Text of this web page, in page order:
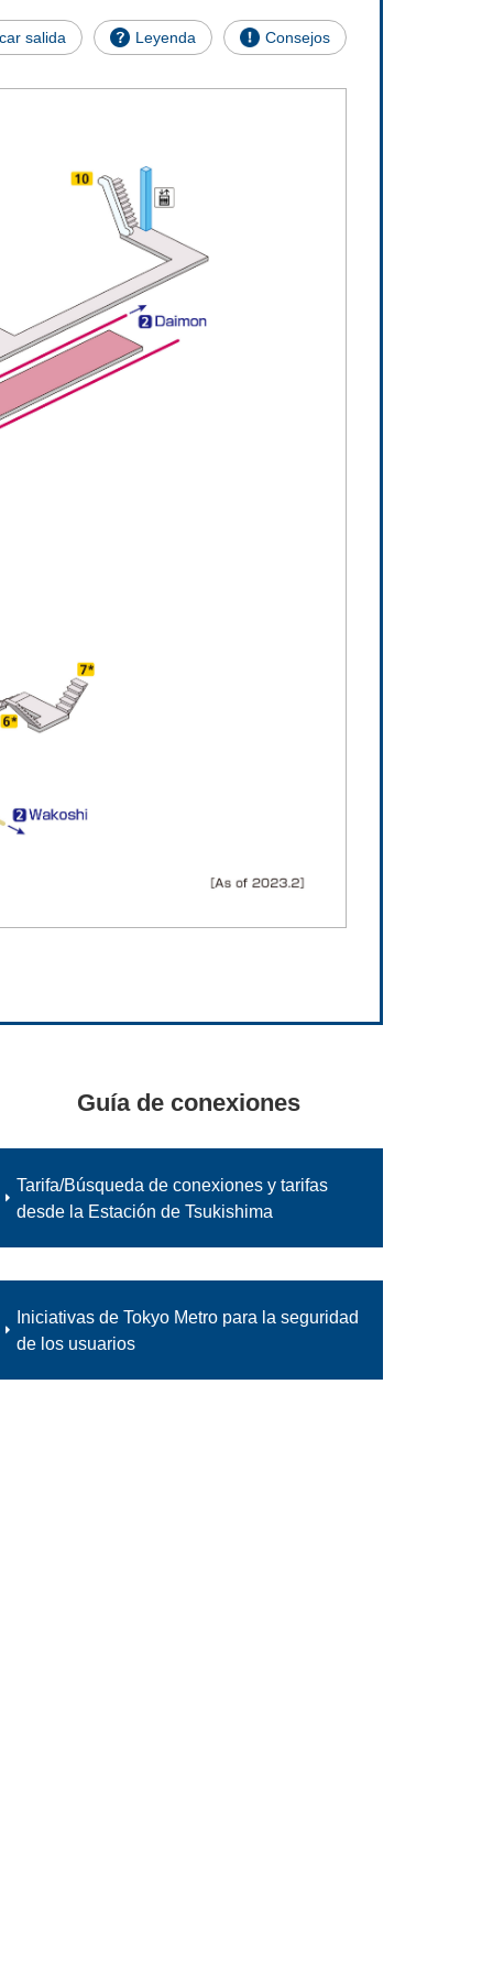
salida Leyenda Consejos
Guía de conexiones
Tarifa/Búsqueda de conexiones y tarifas
desde la Estación de Tsukishima
Iniciativas de Tokyo Metro para la seguridad
de los usuarios